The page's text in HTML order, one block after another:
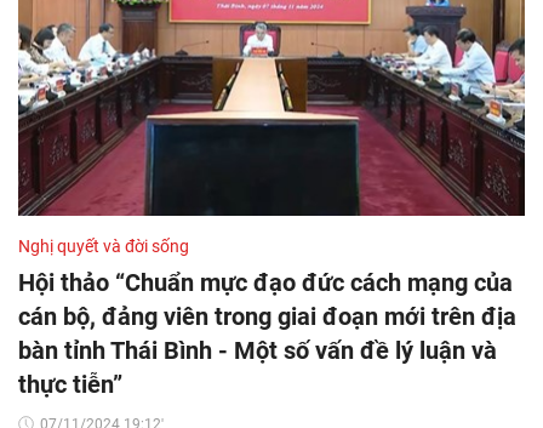
Nghị quyết và đời sống
Hội thảo “Chuẩn mực đạo đức cách mạng của
cán bộ, đảng viên trong giai đoạn mới trên địa
bàn tỉnh Thái Bình - Một số vấn đề lý luận và
thực tiễn”
07/11/2024 19:12'